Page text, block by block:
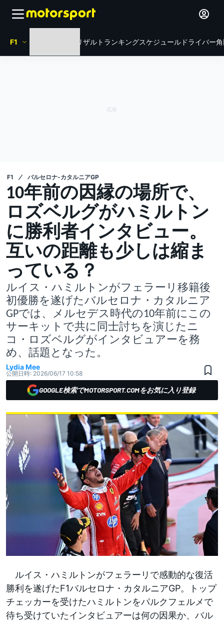
F1 リザルト ランキングスケジュール ドライバー
F1 バルセロナ-カタルニアGP
10年前の因縁の場所で、
ロズベルグがハミルトン
に勝利者インタビュー。
互いの距離も少しは縮ま
っている？
ルイス・ハミルトンがフェラーリ移籍後
初優勝を遂げたバルセロナ・カタルニア
GPでは、メルセデス時代の10年前にこの
サーキットで共に同士討ちを演じたニ
コ・ロズベルグがインタビュアーを務
め、話題となった。
Lydia Mee
公開日時: 2026/06/17 10:58
GOOGLE検索でMOTORSPORT.COMをお気に入り登録
ルイス・ハミルトンがフェラーリで感動的な復活
勝利を遂げたF1バルセロナ・カタルニアGP。トップ
チェッカーを受けたハミルトンをパルクフェルメで
待ち受けていたインタビュアーは何の因果か、バル